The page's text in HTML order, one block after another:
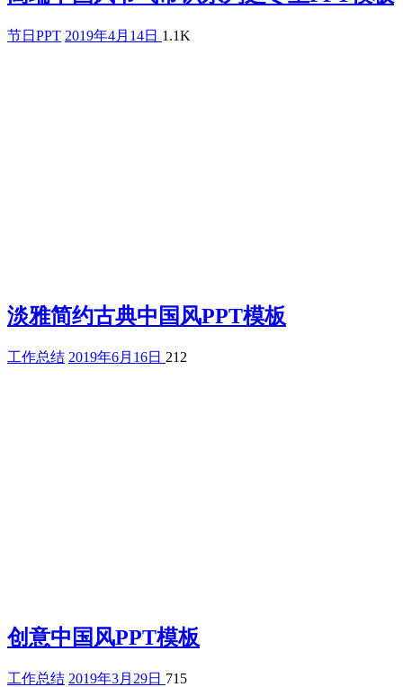
节日PPT 2019年4月14日 1.1K
淡雅简约古典中国风PPT模板
工作总结 2019年6月16日 212
创意中国风PPT模板
工作总结 2019年3月29日 715